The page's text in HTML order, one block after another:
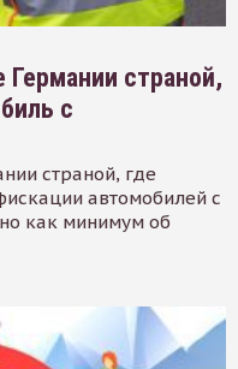
Германии страной,
с
страной, где
автомобилей с
как минимум об